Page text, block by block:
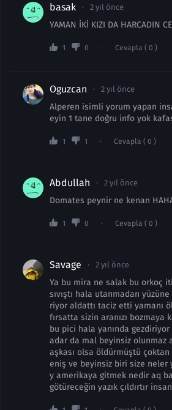
basak 2 yıl önce
YAMAN İKİ KIZI DA HARCADIN
1 0 Cevapla ( 0 )
Oguzcan 2 yıl önce
Alperen isimli yorum yapan
eyin 1 tane doğru info yok
1 1 Cevapla ( 0 )
Abdullah 2 yıl önce
Domates peynir ne kenan
1 0 Cevapla ( 0 )
Savage 2 yıl önce
Ya bu mira ne salak bu orkoç
sıvıştı hala utanmadan
riyor aldattı taciz etti yamanı
fırsatta sizin aranızı bozmaya
bu pici hala yanında
adar da mal beyinsiz olunmaz
aşkası olsa öldürmüştü çoktan
eniş ve beyinsiz biri size neler
y amerikaya gitmek nedir aq
götüreceğin yazık çıldırtır